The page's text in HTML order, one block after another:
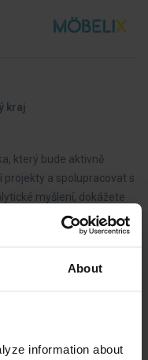
About
information about
kraj
který bude aktivně
projekty a spolupracovat s
myšlení, dokážete